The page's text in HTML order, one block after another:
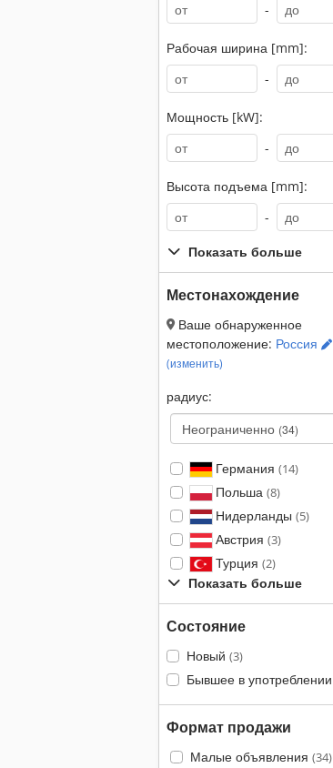
-
Рабочая ширина [mm]:
-
Мощность [kW]:
-
Высота подъема [mm]:
-
Показать больше
Местонахождение
Ваше обнаруженное
местоположение: Россия
(изменить)
радиус:
Неограниченно (34)
Германия (14)
Польша (8)
Нидерланды (5)
Австрия (3)
Турция (2)
Показать больше
Состояние
Новый (3)
Бывшее в употреблении
Формат продажи
Малые объявления (34)